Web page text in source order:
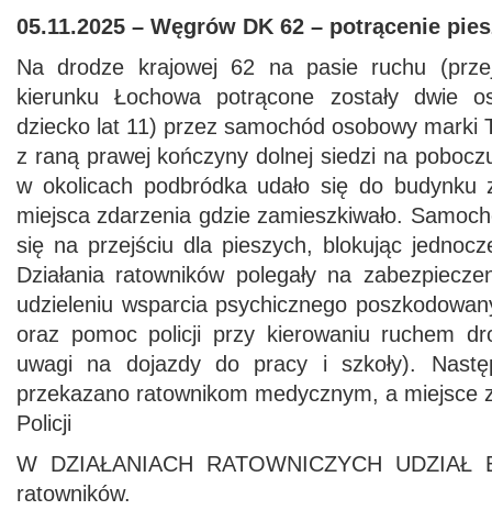
05.11.2025 – Węgrów DK 62 – potrącenie
Na drodze krajowej 62 na pasie ruchu
kierunku Łochowa potrącone zostały dwie
dziecko lat 11) przez samochód osobowy marki
z raną prawej kończyny dolnej siedzi na
w okolicach podbródka udało się do budynku
miejsca zdarzenia gdzie zamieszkiwało.
się na przejściu dla pieszych, blokując
Działania ratowników polegały na
udzieleniu wsparcia psychicznego
oraz pomoc policji przy kierowaniu ruchem
uwagi na dojazdy do pracy i szkoły).
przekazano ratownikom medycznym, a miejsce
Policji
W DZIAŁANIACH RATOWNICZYCH
ratowników.